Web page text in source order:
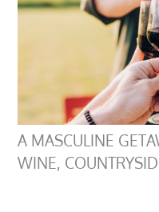
A MASCULINE
WINE,